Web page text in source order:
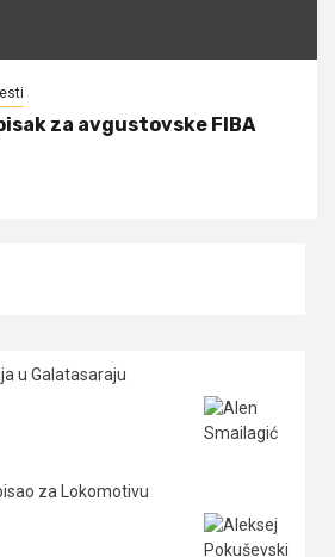
za avgustovske FIBA
u Galatasaraju
za Lokomotivu